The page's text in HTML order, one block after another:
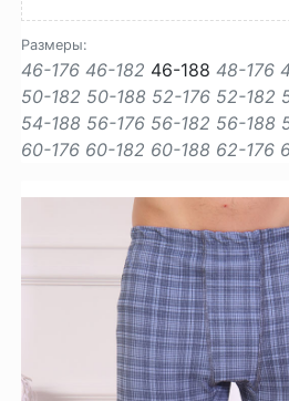
Размеры:
46-176 46-182 46-188 48-176
50-182 50-188 52-176 52-182
54-188 56-176 56-182 56-188
60-176 60-182 60-188 62-176